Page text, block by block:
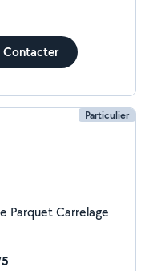
Contacter
Particulier
Carrelage